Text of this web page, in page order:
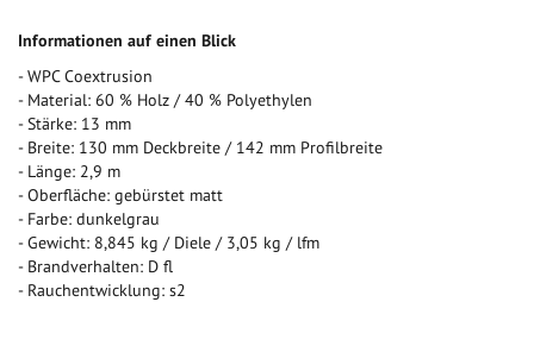
Informationen auf einen Blick
- WPC Coextrusion
- Material: 60 % Holz / 40 % Polyethylen
- Stärke: 13 mm
- Breite: 130 mm Deckbreite / 142 mm Profilbreite
- Länge: 2,9 m
- Oberfläche: gebürstet matt
- Farbe: dunkelgrau
- Gewicht: 8,845 kg / Diele / 3,05 kg / lfm
- Brandverhalten: D fl
- Rauchentwicklung: s2